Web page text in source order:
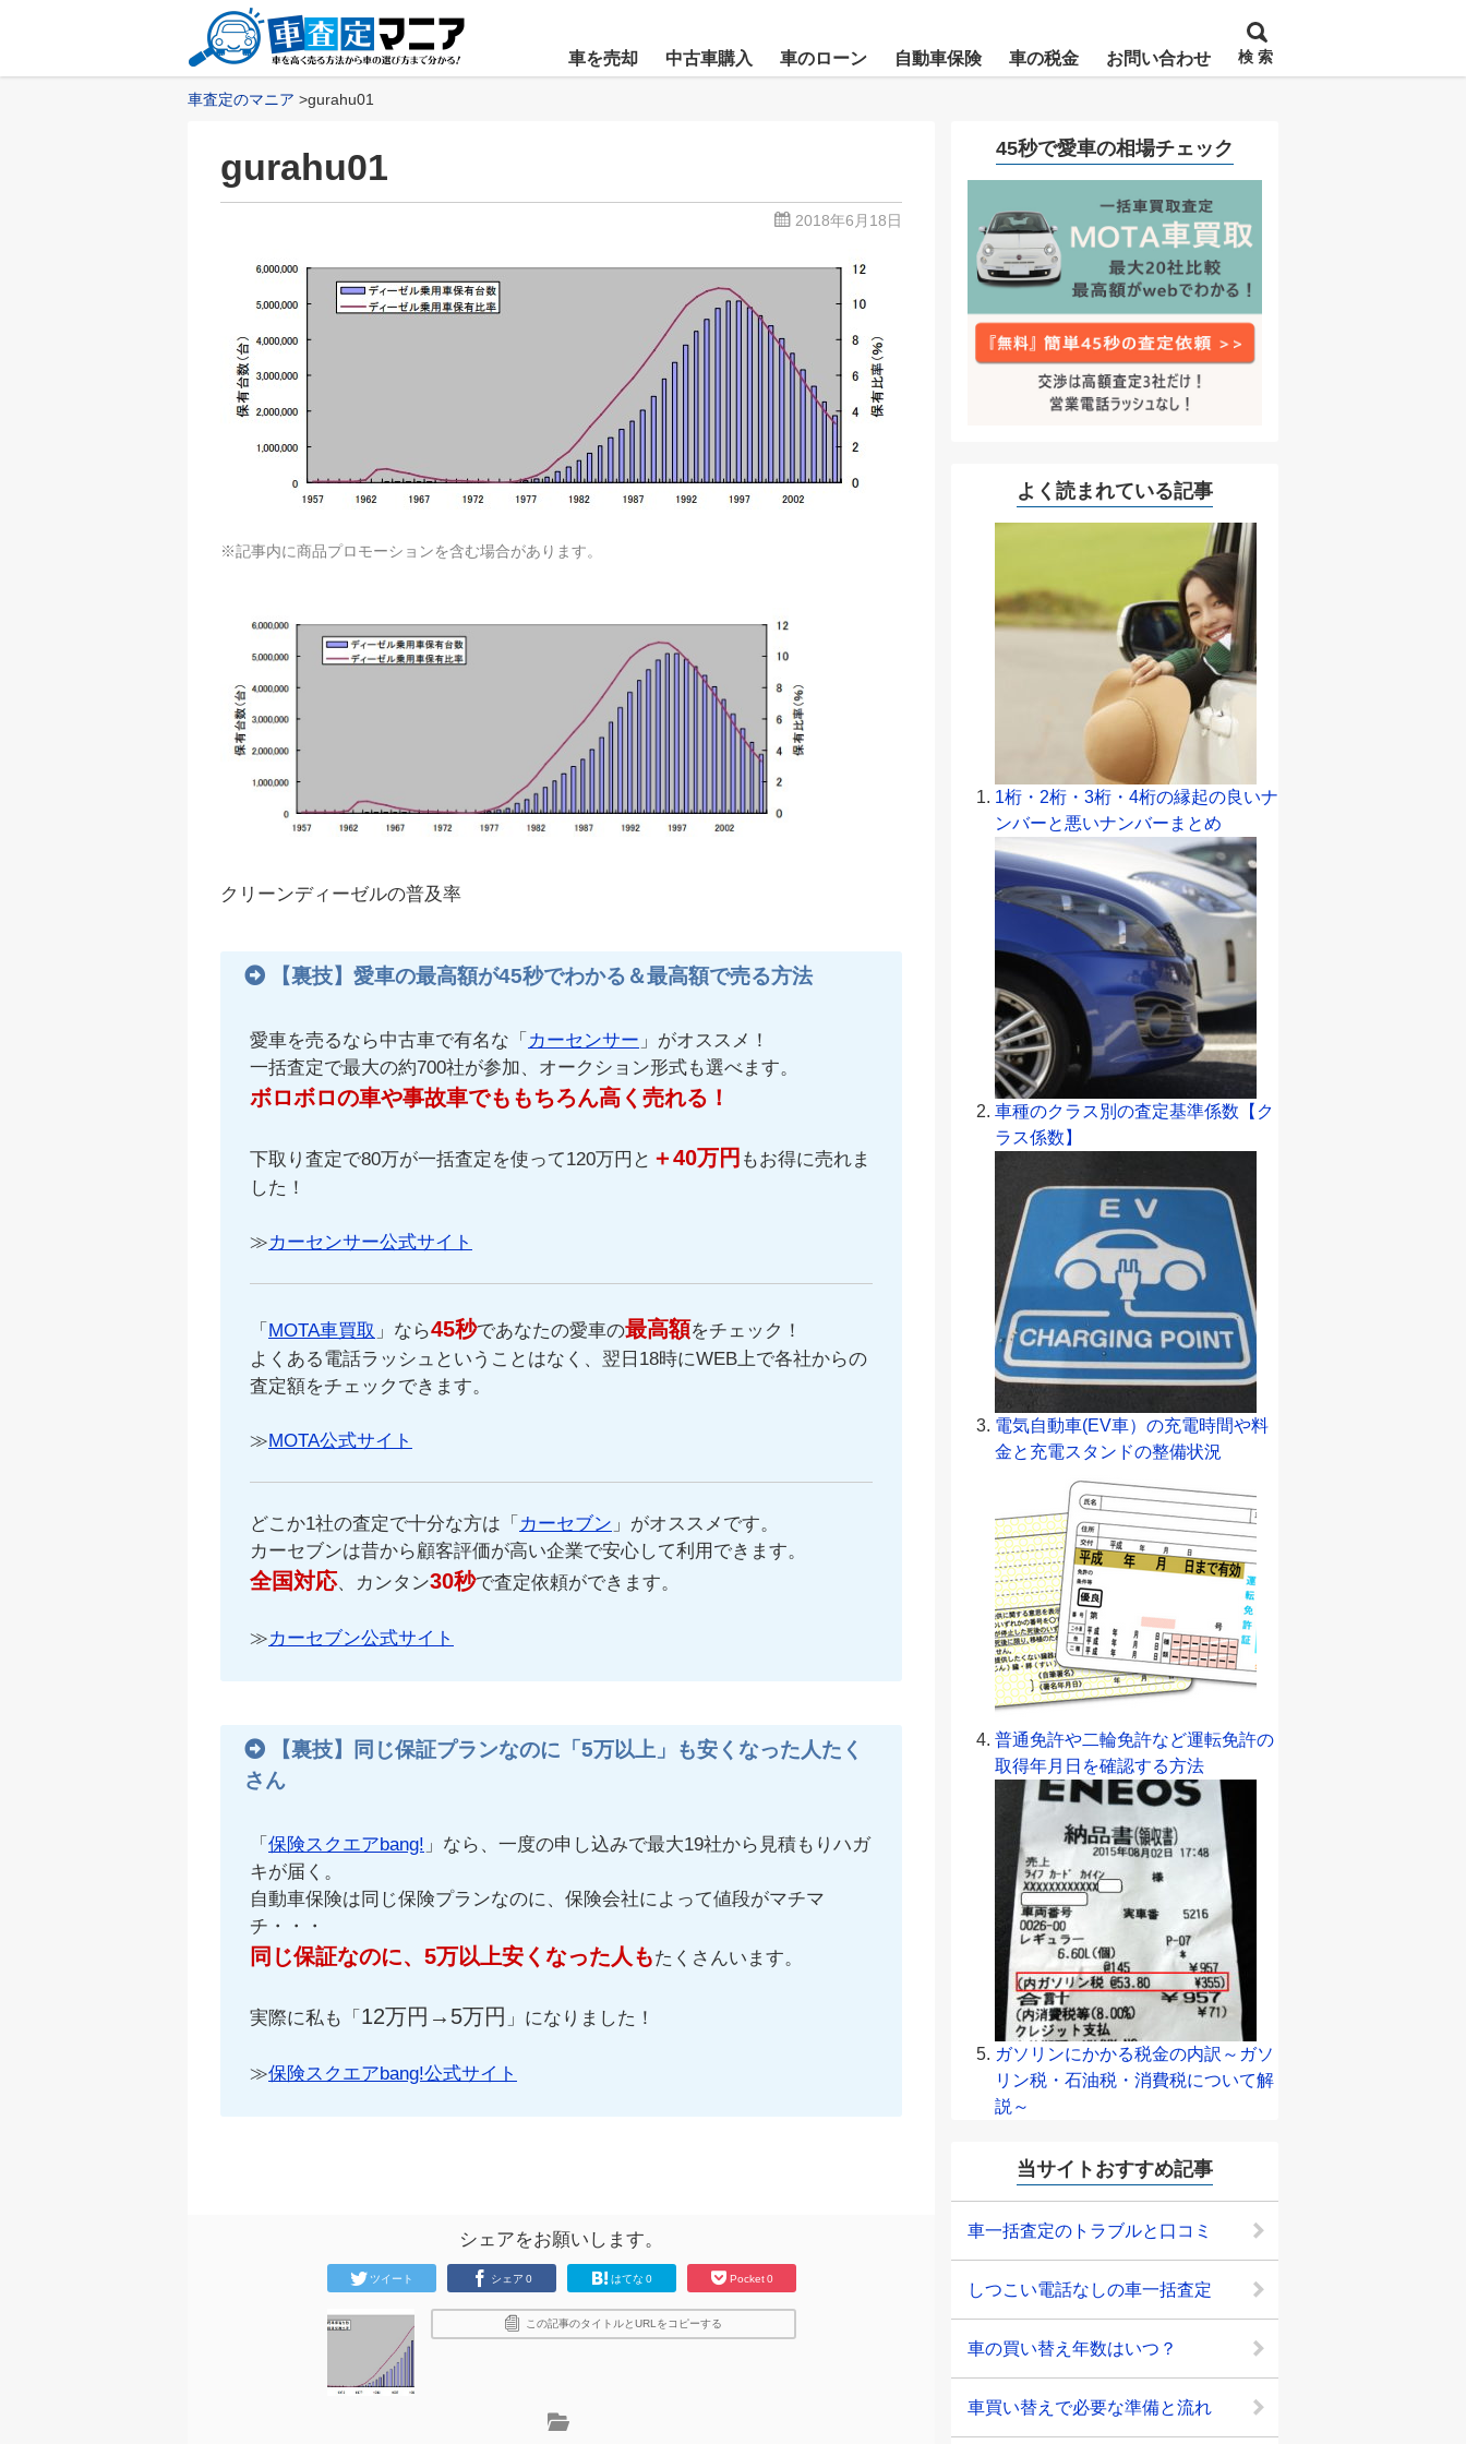
車を売却 中古車購入 車のローン 自動車保険 車の税金 お問い合わせ 検 索
車査定のマニア gurahu01
gurahu01
2018年6月18日
※記事内に商品プロモーションを含む場合があります。
クリーンディーゼルの普及率
【裏技】愛車の最高額が45秒でわかる＆最高額で売る方法
愛車を売るなら中古車で有名な「 カーセンサー 」がオススメ！
一括査定で最大の約700社が参加、オークション形式も選べます。
ボロボロの車や事故車でももちろん高く売れる！
下取り査定で80万が一括査定を使って120万円と ＋40万円 もお得に売れま
した！
≫カーセンサー公式サイト
「 MOTA車買取 」なら45秒であなたの愛車の最高額をチェック！
よくある電話ラッシュということはなく、翌日18時にWEB上で各社からの
査定額をチェックできます。
≫MOTA公式サイト
どこか1社の査定で十分な方は「 カーセブン 」がオススメです。
カーセブンは昔から顧客評価が高い企業で安心して利用できます。
全国対応、カンタン30秒で査定依頼ができます。
≫カーセブン公式サイト
【裏技】同じ保証プランなのに「5万以上」も安くなった人たく
さん
「 保険スクエアbang! 」なら、一度の申し込みで最大19社から見積もりハガ
キが届く。
自動車保険は同じ保険プランなのに、保険会社によって値段がマチマ
チ・・・
同じ保証なのに、5万以上安くなった人もたくさんいます。
実際に私も「 12万円→5万円 」になりました！
≫保険スクエアbang!公式サイト
シェアをお願いします。
ツイート シェア 0 はてな 0 Pocket 0
この記事のタイトルとURLをコピーする
45秒で愛車の相場チェック
よく読まれている記事
1桁・2桁・3桁・4桁の縁起の良いナ
ンバーと悪いナンバーまとめ
車種のクラス別の査定基準係数【ク
ラス係数】
電気自動車(EV車）の充電時間や料
金と充電スタンドの整備状況
普通免許や二輪免許など運転免許の
取得年月日を確認する方法
ガソリンにかかる税金の内訳～ガソ
リン税・石油税・消費税について解
説～
当サイトおすすめ記事
車一括査定のトラブルと口コミ
しつこい電話なしの車一括査定
車の買い替え年数はいつ？
車買い替えで必要な準備と流れ